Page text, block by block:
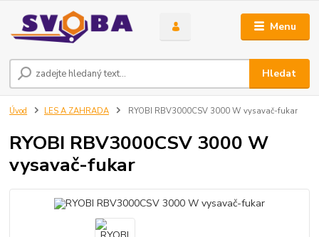
Menu
Hledat
Úvod LES A ZAHRADA RYOBI RBV3000CSV 3000 W vysavač-fukar
RYOBI RBV3000CSV 3000 W
vysavač-fukar